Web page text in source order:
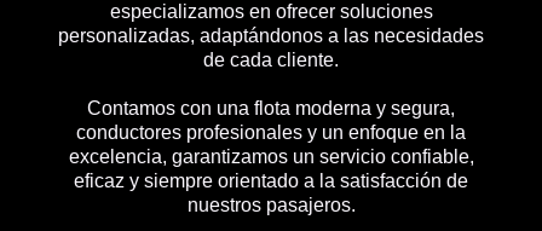
especializamos en ofrecer soluciones
personalizadas, adaptándonos a las necesidades
de cada cliente.
Contamos con una flota moderna y segura,
conductores profesionales y un enfoque en la
excelencia, garantizamos un servicio confiable,
eficaz y siempre orientado a la satisfacción de
nuestros pasajeros.